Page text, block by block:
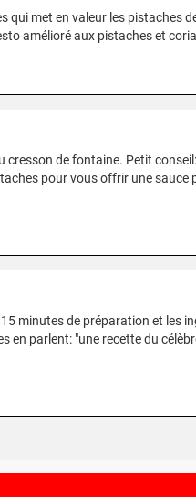
qui met en valeur les pistaches
amélioré aux pistaches et
cresson de fontaine. Petit
pour vous offrir une sauce
minutes de préparation et les
en parlent: "une recette du